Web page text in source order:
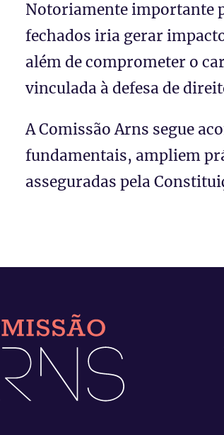
Notoriamente importante
fechados iria gerar
além de comprometer o
vinculada à defesa de
A Comissão Arns segue
fundamentais, ampliem
asseguradas pela